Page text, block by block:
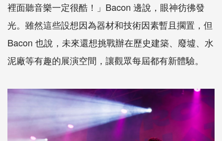
裡面聽音樂一定很酷！」Bacon 邊說，眼神彷彿發
光。雖然這些設想因為器材和技術因素暫且擱置，但
Bacon 也說，未來還想挑戰辦在歷史建築、廢墟、水
泥廠等有趣的展演空間，讓觀眾每屆都有新體驗。